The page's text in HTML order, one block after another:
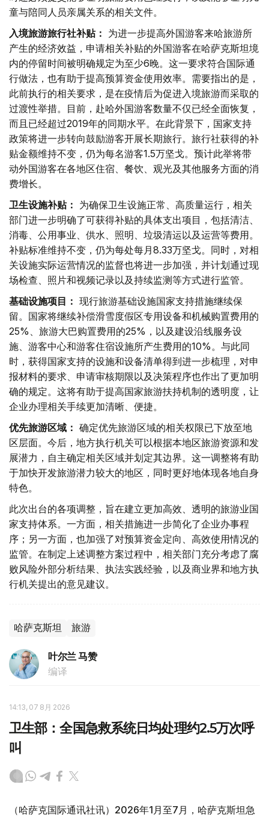
童与陪同人员亲属关系的相关文件。
入境旅游旅行社补贴： 为进一步提高外国游客来哈旅游所
产生的经济效益，申请相关补贴的外国游客在哈萨克斯坦境
内的停留时间被明确规定为至少6晚。这一要求符合国际通
行做法，也有助于提高预算资金使用效率。需要指出的是，
此前执行的相关要求，是在疫情后为促进入境旅游而采取的
过渡性举措。目前，赴哈外国游客数量不仅已经全面恢复，
而且已经超过2019年的同期水平。在此背景下，国家支持
政策将进一步转向鼓励游客开展长期旅行。旅行社获得的补
贴金额维持不变，仍为每名游客1.5万坚戈。预计此举将带
动外国游客在各地区住宿、餐饮、观光及其他服务方面的消
费增长。
卫生设施补贴： 为确保卫生设施正常、高质量运行，相关
部门进一步明确了可获得补贴的具体支出项目，包括清洁、
消毒、公用事业、供水、照明、垃圾清运以及运营等费用。
补贴标准维持不变，仍为每处每月8.33万坚戈。同时，对相
关设施实际运营情况的监督也将进一步加强，并计划通过现
场检查、照片和视频记录以及持续监测等方式进行监管。
基础设施项目： 现行旅游基础设施国家支持措施继续保
留。国家将继续补偿滑雪度假区专用设备和机械购置费用的
25%、旅游大巴购置费用的25%，以及建设沿线服务设
施、游客中心和游客住宿设施所产生费用的10%。与此同
时，获得国家支持的设施和设备清单得到进一步梳理，对申
报材料的要求、申请审核期限以及决策程序也作出了更加明
确的规定。这将有助于提高国家旅游扶持机制的透明度，让
企业办理相关手续更加清晰、便捷。
优先旅游区域： 确定优先旅游区域的相关权限已下放至地
区层面。今后，地方执行机关可以根据本地区旅游资源和发
展潜力，自主确定相关区域并划定其边界。这一调整将有助
于加快开发旅游潜力较大的地区，同时更好地体现各地自身
特色。
此次出台的各项调整，旨在建立更加高效、透明的旅游业国
家支持体系。一方面，相关措施进一步简化了企业办事程
序；另一方面，也加强了对预算资金定向、高效使用情况的
监管。在制定上述调整方案过程中，相关部门充分考虑了腐
败风险外部分析结果、执法实践经验，以及商业界和地方执
行机关提出的意见建议。
哈萨克斯坦 旅游
叶尔兰 马赞
编译
14:13, 07 8月 2026
卫生部：全国急救系统日均处理约2.5万次呼
叫
（哈萨克国际通讯社讯）2026年1月至7月，哈萨克斯坦急